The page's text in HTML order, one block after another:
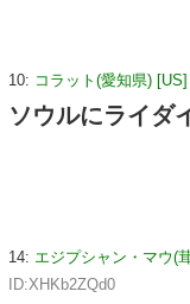
10: コラット(愛知県) [US]
ソウルにライダ
14: エジプシャン・マウ(
ID:XHKb2ZQd0